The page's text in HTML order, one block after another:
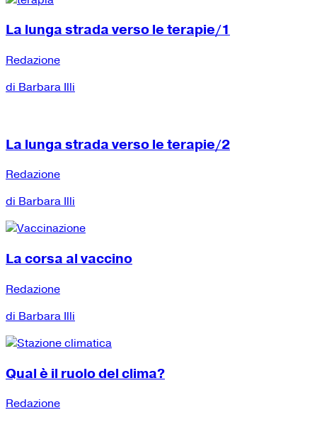
La lunga strada verso le terapie/1
Redazione
di Barbara Illi
La lunga strada verso le terapie/2
Redazione
di Barbara Illi
La corsa al vaccino
Redazione
di Barbara Illi
Qual è il ruolo del clima?
Redazione